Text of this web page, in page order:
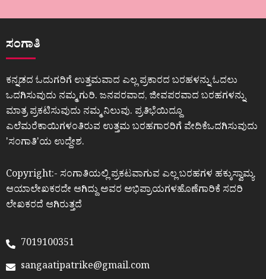
ಸಂಗಾತಿ
ಕನ್ನಡದ ಓದುಗರಿಗೆ ಉತ್ತಮವಾದ ಎಲ್ಲ ಪ್ರಕಾರದ ಬರಹಳನ್ನು ಓದಲು
ಒದಗಿಸುವುದು ನಮ್ಮ ಗುರಿ. ಜನಪರವಾದ, ಜೀವಪರವಾದ ಬರಹಗಳನ್ನು
ಮಾತ್ರ ಪ್ರಕಟಿಸುವುದು ನಮ್ಮ ನಿಲುವು. ಪ್ರತಿಭೆಯಿದ್ದೂ
ಎಲೆಮರೆಕಾಯಿಗಳಂತಿರುವ ಉತ್ತಮ ಬರಹಗಾರರಿಗೆ ವೇದಿಕೆಒದಗಿಸುವುದು
ʼಸಂಗಾತಿʼಯ ಉದ್ದೇಶ.
Copyright:- ಸಂಗಾತಿಯಲ್ಲಿ ಪ್ರಕಟವಾಗುವ ಎಲ್ಲ ಬರಹಗಳ ಹಕ್ಕುಸ್ವಾಮ್ಯ
ಆಯಾಲೇಖಕರದೇ ಆಗಿದ್ದು ಅವರ ಅಭಿಪ್ರಾಯಗಳಹೊಣೆಗಾರಿಕೆ ಸದರಿ
ಲೇಖಕರದೆ ಆಗಿರುತ್ತದೆ
7019100351
sangaatipatrike@gmail.com